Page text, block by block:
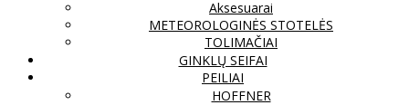
Aksesuarai
METEOROLOGINĖS STOTELĖS
TOLIMAČIAI
GINKLŲ SEIFAI
PEILIAI
HOFFNER